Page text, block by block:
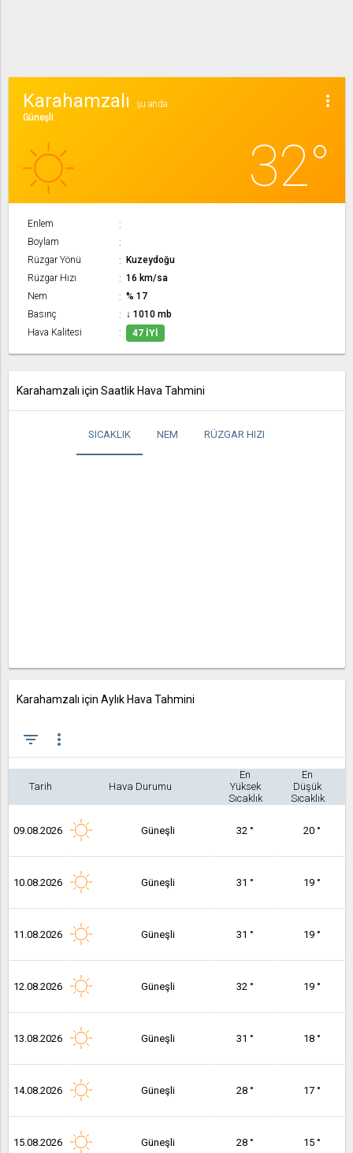
more_vert
Karahamzalı
şu anda
Güneşli
32°
Enlem
Boylam
Rüzgar Yönü
Kuzeydoğu
Rüzgar Hızı
16 km/sa
Nem
% 17
Basınç
↓ 1010 mb
Hava Kalitesi
47 İYI
Karahamzalı için Saatlik Hava Tahmini
SICAKLIK NEM RÜZGAR HIZI
Karahamzalı için Aylık Hava Tahmini
filter_list more_vert
Tarih Hava Durumu
En
Yüksek
Sıcaklık
En
Düşük
Sıcaklık
09.08.2026 Güneşli 32 ° 20 °
10.08.2026 Güneşli 31 ° 19 °
11.08.2026 Güneşli 31 ° 19 °
12.08.2026 Güneşli 32 ° 19 °
13.08.2026 Güneşli 31 ° 18 °
14.08.2026 Güneşli 28 ° 17 °
15.08.2026 Güneşli 28 ° 15 °